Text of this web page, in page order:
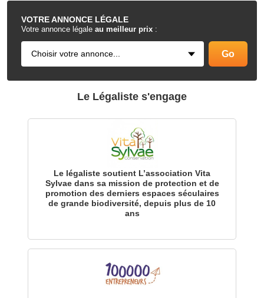
VOTREANNONCE LÉGALE
Votre annonce légale au meilleur prix :
Le Légaliste s'engage
Le légaliste soutient L’association Vita
Sylvae dans sa mission de protection et de
promotion des derniers espaces séculaires
de grande biodiversité, depuis plus de 10
ans